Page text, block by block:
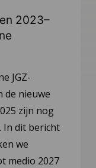
2023–
JGZ-
de nieuwe
zijn nog
In dit bericht
we
medio 2027